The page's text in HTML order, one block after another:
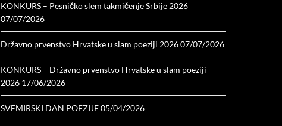
KONKURS – Pesničko slem takmičenje Srbije 2026
07/07/2026
Državno prvenstvo Hrvatske u slam poeziji 202607/07/2026
KONKURS – Državno prvenstvo Hrvatske u slam poeziji
2026 17/06/2026
SVEMIRSKI DAN POEZIJE05/04/2026